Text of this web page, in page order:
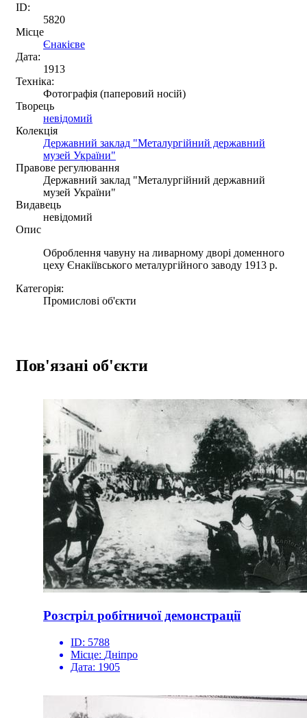
ID:
5820
Місце
Єнакієве
Дата:
1913
Техніка:
Фотографія (паперовий носій)
Творець
невідомий
Колекція
Державний заклад "Металургійний державний
музей України"
Правове регулювання
Державний заклад "Металургійний державний
музей України"
Видавець
невідомий
Опис
Оброблення чавуну на ливарному дворі доменного
цеху Єнакіївського металургійного заводу 1913 р.
Категорія:
Промислові об'єкти
Пов'язані об'єкти
Розстріл робітничої демонстрації
ID: 5788
Місце: Дніпро
Дата: 1905